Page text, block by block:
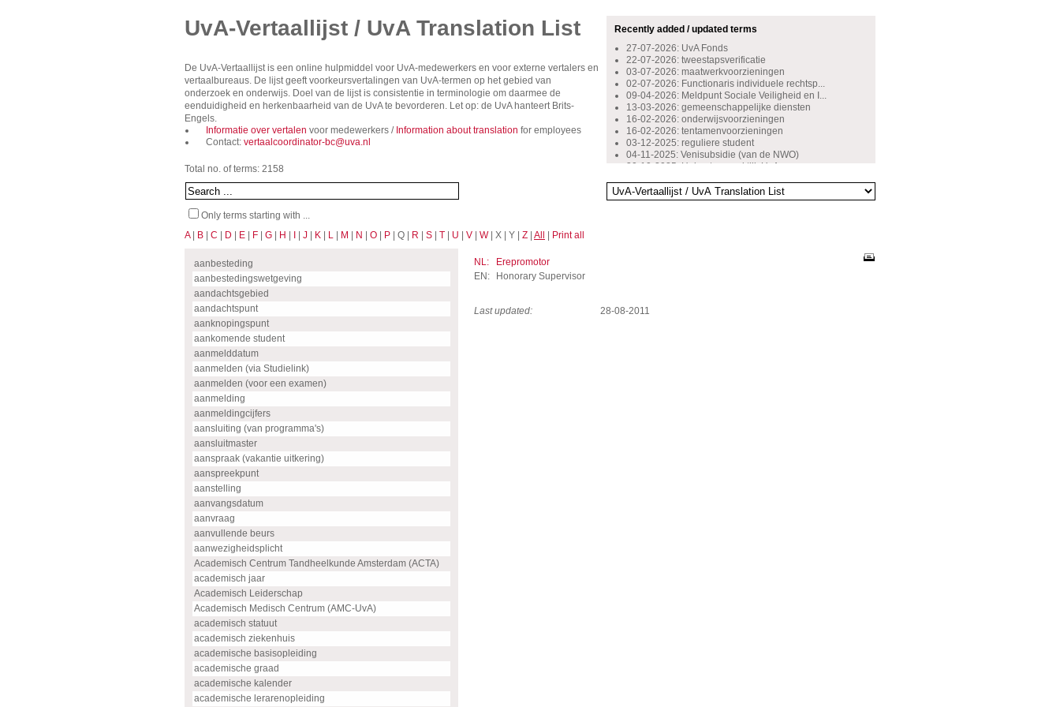
UvA-Vertaallijst / UvA Translation List
De UvA-Vertaallijst is een online hulpmiddel voor UvA-medewerkers en voor externe vertalers en
vertaalbureaus. De lijst geeft voorkeursvertalingen van UvA-termen op het gebied van
onderzoek en onderwijs. Doel van de lijst is consistentie in terminologie om daarmee de
eenduidigheid en herkenbaarheid van de UvA te bevorderen. Let op: de UvA hanteert Brits-
Engels.
Informatie over vertalen voor medewerkers / Information about translation for employees
Contact: vertaalcoordinator-bc@uva.nl
Recently added / updated terms
27-07-2026: UvA Fonds
22-07-2026: tweestapsverificatie
03-07-2026: maatwerkvoorzieningen
02-07-2026: Functionaris individuele rechtsp...
09-04-2026: Meldpunt Sociale Veiligheid en I...
13-03-2026: gemeenschappelijke diensten
16-02-2026: onderwijsvoorzieningen
16-02-2026: tentamenvoorzieningen
03-12-2025: reguliere student
04-11-2025: Venisubsidie (van de NWO)
30-10-2025: Huisartsenpraktijk UvA
14-10-2024: beoogde leerresultaten
13-05-2024: bovenwettelijk verlof
Total no. of terms: 2158
Only terms starting with ...
A| B C D E F G H J K L M N O P | Q | R S T U V W| X | Y | Z All Print all
aanbesteding
aanbestedingswetgeving
aandachtsgebied
aandachtspunt
aanknopingspunt
aankomende student
aanmelddatum
aanmelden (via Studielink)
aanmelden (voor een examen)
aanmelding
aanmeldingcijfers
aansluiting (van programma's)
aansluitmaster
aanspraak (vakantie uitkering)
aanspreekpunt
aanstelling
aanvangsdatum
aanvraag
aanvullende beurs
aanwezigheidsplicht
Academisch Centrum Tandheelkunde Amsterdam (ACTA)
academisch jaar
Academisch Leiderschap
Academisch Medisch Centrum (AMC-UvA)
academisch statuut
academisch ziekenhuis
academische basisopleiding
academische graad
academische kalender
academische lerarenopleiding
NL:
Erepromotor
EN:
Honorary Supervisor
Last updated: 28-08-2011